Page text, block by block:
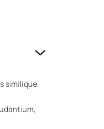
similique